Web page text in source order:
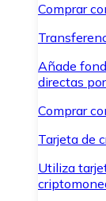
Comprar
Añade
directas
Comprar
Tarjeta de
Utiliza